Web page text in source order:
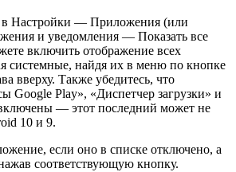
в Настройки — Приложения (или
и уведомления — Показать все
включить отображение всех
системные, найдя их в меню по кнопке
вверху. Также убедитесь, что
Google Play», «Диспетчер загрузки» и
— этот последний может не
10 и 9.
если оно в списке отключено, а
соответствующую кнопку.